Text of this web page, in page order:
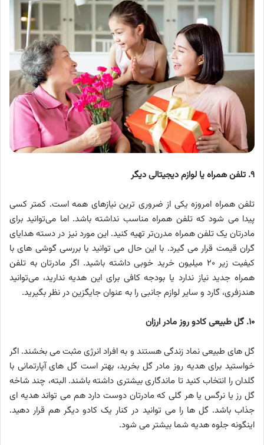
۹. تلفن همراه یا لوازم دیجیتالی دیگر
تلفن همراه امروزه یکی از ضروری ترین نیازهای همه است. کمتر کسی
پیدا می شود که تلفن همراه مناسب نداشته باشد. اما می‌توانید برای
مادرتان یک تلفن همراه مدرن‌تر تهیه کنید. این مورد نیز در دسته هدایای
گران قیمت قرار می گیرد. با این حال می توانید با بررسی گوشی های با
کیفیت زیر ۲۰ میلیون خرید خوبی داشته باشید. اگر مادرتان به تلفن
همراه جدید نیاز ندارد یا بودجه کافی برای این هدیه ندارید، می‌توانید
هندزفری، گارد و سایر لوازم جانبی را به عنوان جایگزین در نظر بگیرید.
۱۰. گل طبیعی کادو روز مادر ارزان
گل های طبیعی نماد زندگی هستند و به افراد انرژی مثبت می بخشند. اگر
خواستید برای هدیه روز مادر گل بخرید، بهتر است گل های آپارتمانی با
گلدان را انتخاب کنید تا ماندگاری بیشتری داشته باشند. البته، چند شاخه
گل رز یا نرگس یا هر گلی که مادرتان دوست دارد هم می تواند هدیه ای
جذاب باشد. گل ها را می توانید در کنار یک کادو دیگر هم قرار دهید.
اینگونه جلوه هدیه شما بیشتر می شود.